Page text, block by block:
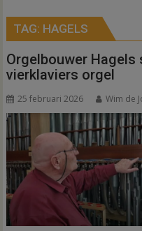
TAG: HAGELS
Orgelbouwer
vierklaviers orgel
25 februari 2026 Wim de